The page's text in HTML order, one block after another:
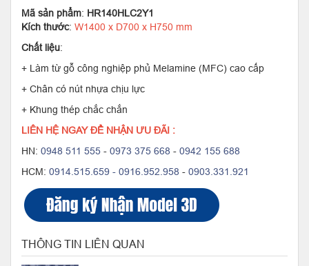
Mã sản phẩm: HR140HLC2Y1
Kích thước: W1400 x D700 x H750 mm
Chất liệu:
+ Làm từ gỗ công nghiệp phủ Melamine (MFC) cao cấp
+ Chân có nút nhựa chịu lực
+ Khung thép chắc chắn
LIÊN HỆ NGAY ĐỂ NHẬN ƯU ĐÃI :
HN: 0948 511 555 - 0973 375 668 - 0942 155 688
HCM: 0914.515.659 - 0916.952.958 - 0903.331.921
THÔNG TIN LIÊN QUAN